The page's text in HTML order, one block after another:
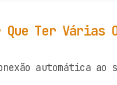
Que Ter Várias
automática